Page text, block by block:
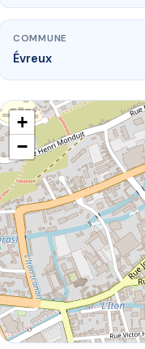
COMMUNE
Évreux
+
−